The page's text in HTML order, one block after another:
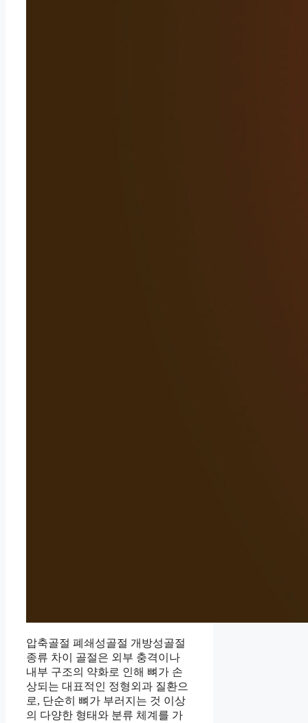
압축골절 폐쇄성골절 개방성골절
종류 차이 골절은 외부 충격이나
내부 구조의 약화로 인해 뼈가 손
상되는 대표적인 정형외과 질환으
로, 단순히 뼈가 부러지는 것 이상
의 다양한 형태와 분류 체계를 가